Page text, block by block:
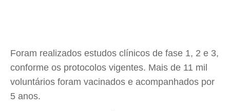
Foram realizados estudos clínicos de fase 1, 2 e 3,
conforme os protocolos vigentes. Mais de 11 mil
voluntários foram vacinados e acompanhados por
5 anos.